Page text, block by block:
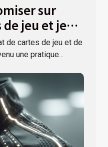
sur
jeu et jeux
promo
de cartes de jeu et de
une pratique...